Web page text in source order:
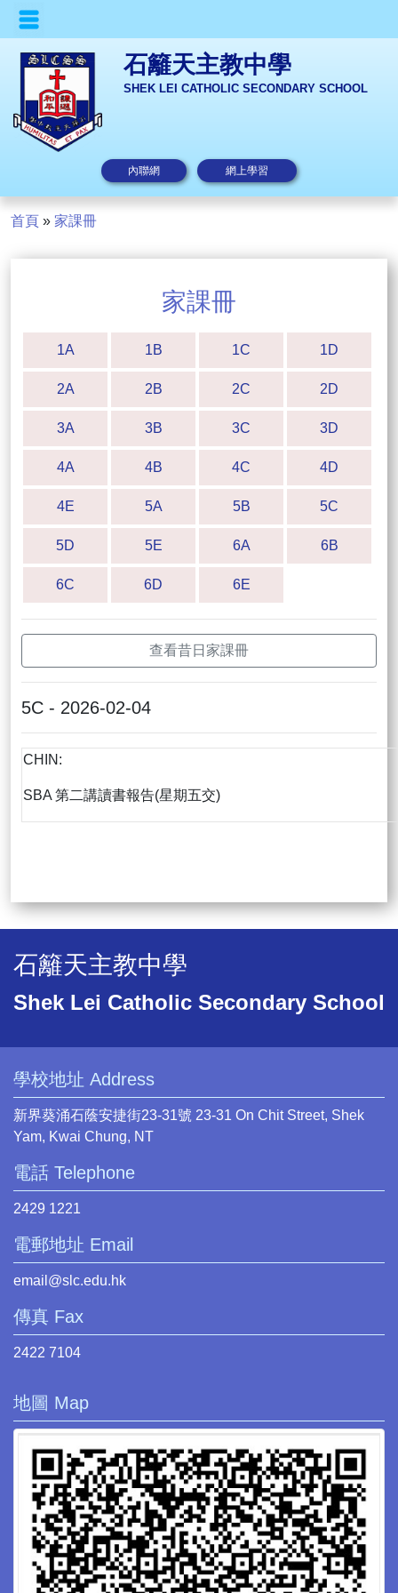
石籬天主教中學
SHEK LEI CATHOLIC SECONDARY SCHOOL
內聯網 網上學習
首頁 » 家課冊
家課冊
1A 1B 1C 1D
2A 2B 2C 2D
3A 3B 3C 3D
4A 4B 4C 4D
4E 5A 5B 5C
5D 5E 6A 6B
6C 6D 6E
查看昔日家課冊
5C - 2026-02-04
CHIN:
SBA 第二講讀書報告(星期五交)
石籬天主教中學
Shek Lei Catholic Secondary School
學校地址 Address
新界葵涌石蔭安捷街23-31號 23-31 On Chit Street, Shek
Yam, Kwai Chung, NT
電話 Telephone
2429 1221
電郵地址 Email
email@slc.edu.hk
傳真 Fax
2422 7104
地圖 Map